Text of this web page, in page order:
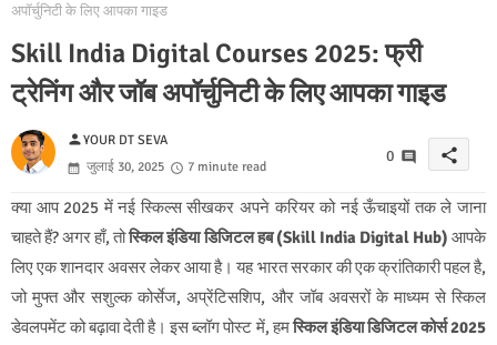
अपॉर्चुनिटी के लिए आपका गाइड
Skill India Digital Courses 2025: फ्री
ट्रेनिंग और जॉब अपॉर्चुनिटी के लिए आपका गाइड
personYOUR DT SEVA
जुलाई 30, 2025
7 minute read
0 share
क्या आप 2025 में नई स्किल्स सीखकर अपने करियर को नई ऊँचाइयों तक ले जाना
चाहते हैं? अगर हाँ, तोस्किल इंडिया डिजिटल हब (Skill India Digital Hub)आपके
लिए एक शानदार अवसर लेकर आया है। यह भारत सरकार की एक क्रांतिकारी पहल है,
जो मुफ्त और सशुल्क कोर्सेज, अप्रेंटिसशिप, और जॉब अवसरों के माध्यम से स्किल
डेवलपमेंट को बढ़ावा देती है। इस ब्लॉग पोस्ट में, हमस्किल इंडिया डिजिटल कोर्स 2025